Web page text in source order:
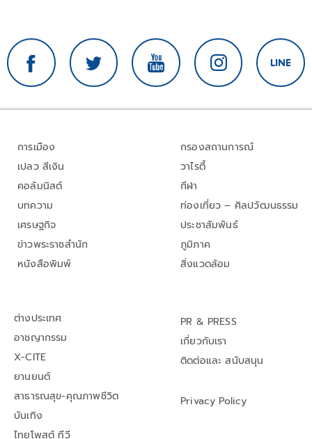
การเมือง
เปลว สีเงิน
คอลัมนิสต์
บทความ
เศรษฐกิจ
ข่าวพระราชสำนัก
หนังสือพิมพ์
กรองสถานการณ์
วาไรตี้
กีฬา
ท่องเที่ยว – ศิลปวัฒนธรรม
ประชาสัมพันธ์
ภูมิภาค
สิ่งแวดล้อม
ต่างประเทศ
อาชญากรรม
X-CITE
ยานยนต์
สาธารณสุข-คุณภาพชีวิต
บันเทิง
ไทยโพสต์ ทีวี
PR & PRESS
เกี่ยวกับเรา
ติดต่อและ สนับสนุน
Privacy Policy